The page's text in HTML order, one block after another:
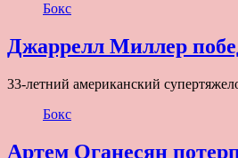
Бокс
Джаррелл Миллер
33-летний американский
Бокс
Артем Оганесян